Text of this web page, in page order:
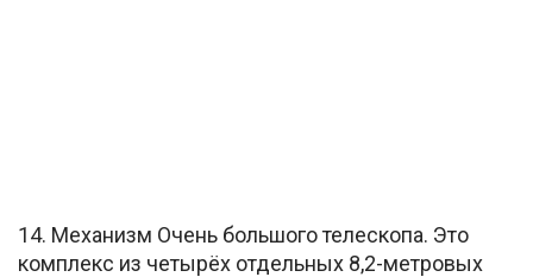
14. Механизм Очень большого телескопа. Это
комплекс из четырёх отдельных 8,2-метровых